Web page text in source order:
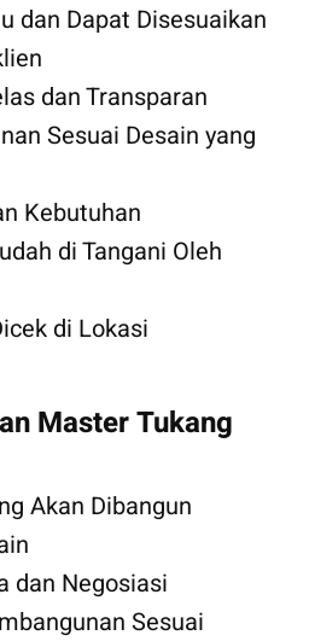
dan Dapat Disesuaikan
dan Transparan
Sesuai Desain yang
Kebutuhan
di Tangani Oleh
di Lokasi
Master Tukang
Akan Dibangun
dan Negosiasi
Sesuai